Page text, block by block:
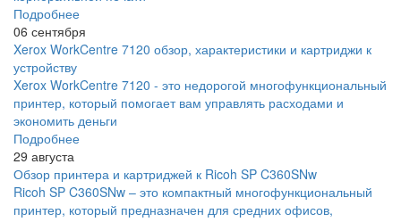
Подробнее
06 сентября
Xerox WorkCentre 7120 обзор, характеристики и картриджи к
устройству
Xerox WorkCentre 7120 - это недорогой многофункциональный
принтер, который помогает вам управлять расходами и
экономить деньги
Подробнее
29 августа
Обзор принтера и картриджей к Ricoh SP C360SNw
Ricoh SP C360SNw – это компактный многофункциональный
принтер, который предназначен для средних офисов,